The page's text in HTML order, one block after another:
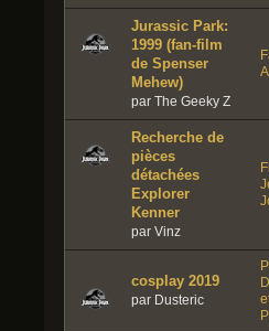
Jurassic Park:
1999 (fan-film
de Spenser
Mehew)
par The Geeky Zoologist
Recherche de
pièces
détachées
Explorer
Kenner
par Vinz
cosplay 2019
par Dusteric